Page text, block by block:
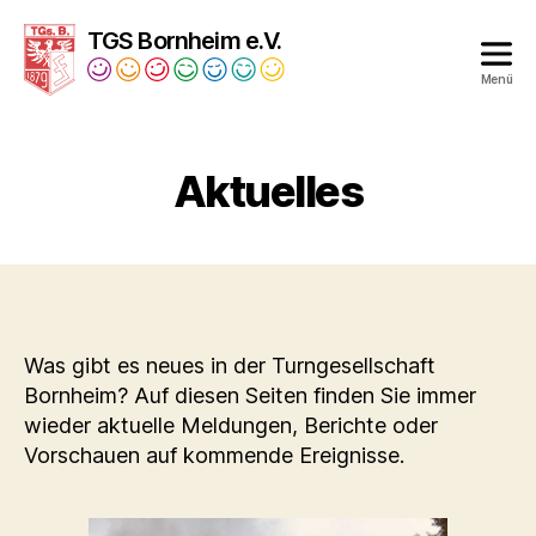
Bornheim
e.V.
TGS Bornheim e.V.
Menü
Aktuelles
Was gibt es neues in der Turngesellschaft
Bornheim? Auf diesen Seiten finden Sie immer
wieder aktuelle Meldungen, Berichte oder
Vorschauen auf kommende Ereignisse.